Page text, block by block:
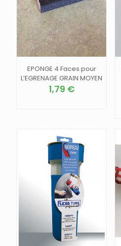
EPONGE 4 Faces pour
L’EGRENAGE GRAIN MOYEN
1,79 €